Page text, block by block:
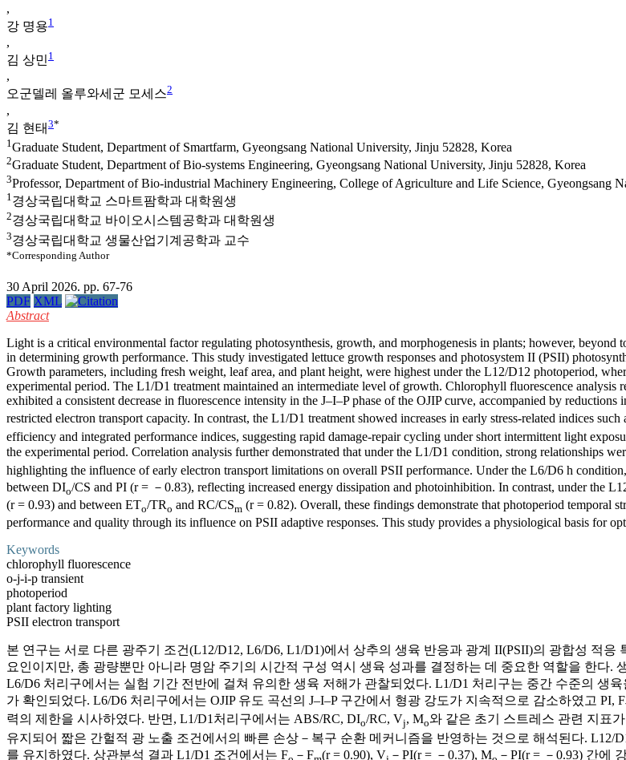
,
강 명용1
,
김 상민 1
,
오군델레 올루와세군 모세스2
,
김 현태 3*
1 Graduate Student, Department of Smartfarm, Gyeongsang National University, Jinju 52828, Korea
2Graduate Student, Department of Bio-systems Engineering, Gyeongsang National University, Jinju 52828, Korea
3Professor, Department of Bio-industrial Machinery Engineering, College of Agriculture and Life Science,
1 경상국립대학교 스마트팜학과 대학원생
2경상국립대학교 바이오시스템공학과 대학원생
3경상국립대학교 생물산업기계공학과 교수
*Corresponding Author
30 April 2026. pp. 67-76
PDF XML
Abstract
Light is a critical environmental factor regulating photosynthesis, growth, and morphogenesis in plants; however,
in determining growth performance. This study investigated lettuce growth responses and photosystem II (PSII)
Growth parameters, including fresh weight, leaf area, and plant height, were highest under the L12/D12 photoperiod,
experimental period. The L1/D1 treatment maintained an intermediate level of growth. Chlorophyll fluorescence analysis
exhibited a consistent decrease in fluorescence intensity in the J–I–P phase of the OJIP curve, accompanied by reductions
restricted electron transport capacity. In contrast, the L1/D1 treatment showed increases in early stress-related indices
efficiency and integrated performance indices, suggesting rapid damage-repair cycling under short intermittent light
the experimental period. Correlation analysis further demonstrated that under the L1/D1 condition, strong relationships
highlighting the influence of early electron transport limitations on overall PSII performance. Under the L6/D6 h
between DIo/CS and PI (r = －0.83), reflecting increased energy dissipation and photoinhibition. In contrast, under the
(r = 0.93) and between ETo/TRo and RC/CSm (r = 0.82). Overall, these findings demonstrate that photoperiod temporal
performance and quality through its influence on PSII adaptive responses. This study provides a physiological basis for
Keywords
chlorophyll fluorescence
o-j-i-p transient
photoperiod
plant factory lighting
PSII electron transport
본 연구는 서로 다른 광주기 조건(L12/D12, L6/D6, L1/D1)에서 상추의 생육 반응과 광계 II(PSII)의 광합성 적
요인이지만, 총 광량뿐만 아니라 명암 주기의 시간적 구성 역시 생육 성과를 결정하는 데 중요한 역할을 한다.
L6/D6 처리구에서는 실험 기간 전반에 걸쳐 유의한 생육 저해가 관찰되었다. L1/D1 처리구는 중간 수준의 생
가 확인되었다. L6/D6 처리구에서는 OJIP 유도 곡선의 J–I–P 구간에서 형광 강도가 지속적으로 감소하였고 PI, F
력의 제한을 시사하였다. 반면, L1/D1처리구에서는 ABS/RC, DIo/RC, Vj, Mo와 같은 초기 스트레스 관련 지표
유지되어 짧은 간헐적 광 노출 조건에서의 빠른 손상－복구 순환 메커니즘을 반영하는 것으로 해석된다. L12/
를 유지하였다. 상관분석 결과 L1/D1 조건에서는 F
－F (r = 0.90), V －PI(r = －0.37), M
－PI(r = －0.93) 간에